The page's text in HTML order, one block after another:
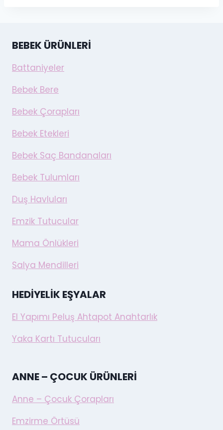
BEBEK ÜRÜNLERI
Battaniyeler
Bebek Bere
Bebek Çorapları
Bebek Etekleri
Bebek Saç Bandanaları
Bebek Tulumları
Duş Havluları
Emzik Tutucular
Mama Önlükleri
Salya Mendilleri
HEDIYELIK EŞYALAR
El Yapımı Peluş Ahtapot Anahtarlık
Yaka Kartı Tutucuları
ANNE – ÇOCUK ÜRÜNLERI
Anne – Çocuk Çorapları
Emzirme Örtüsü